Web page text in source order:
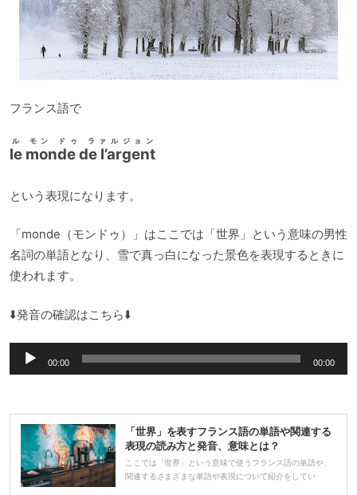
フランス語で
le monde de l’argent
ル モン ドゥ ラァルジョン
という表現になります。
「monde（モンドゥ）」はここでは「世界」という意味の男性
名詞の単語となり、雪で真っ白になった景色を表現するときに
使われます。
⬇️発音の確認はこちら⬇️
声
レ
ヤ
ー
00:00 00:00
「世界」を表すフランス語の単語や関連する
表現の読み方と発音、意味とは？
ここでは「世界」という意味で使うフランス語の単語や、
関連するさまざまな単語や表現について紹介をしてい